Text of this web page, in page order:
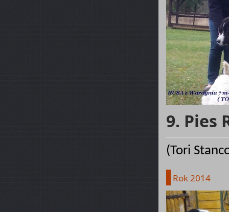
9. Pies
(Tori
Rok 2014